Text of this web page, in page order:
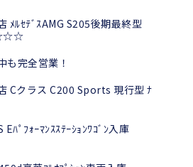
ﾙｾﾃﾞｽAMG S205後期最終型
☆☆☆
も完全営業！
クラス C200 Sports 現行型 ﾅ
ﾟﾌｫｰﾏﾝｽｽﾃｰｼｮﾝﾜｺﾞﾝ入庫